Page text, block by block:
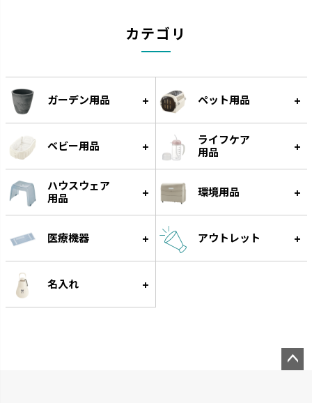
ラクール
機能的なアイテムでワンランクア
インテリアにマッチするデザイ
ンです。
つくりおき
カテゴリ
ガーデン用品 ペット用品
ベビー用品
ライフケア
用品
ハウスウェア
用品
環境用品
医療機器 アウトレット
名入れ